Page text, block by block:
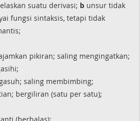
suatu derivasi; b unsur tidak
fungsi sintaksis, tetapi tidak
pikiran; saling mengingatkan;
saling membimbing;
bergiliran (satu per satu);